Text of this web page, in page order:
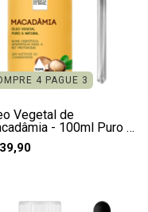
4 PAGUE 3
Vegetal de
- 100ml Puro e